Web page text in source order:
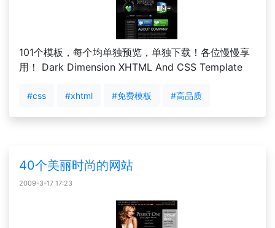
101个模板，每个均单独预览，单独下载！各位慢慢享
用！ Dark Dimension XHTML And CSS Template
#css #xhtml #免费模板 #高品质
40个美丽时尚的网站
2009-3-17 17:23